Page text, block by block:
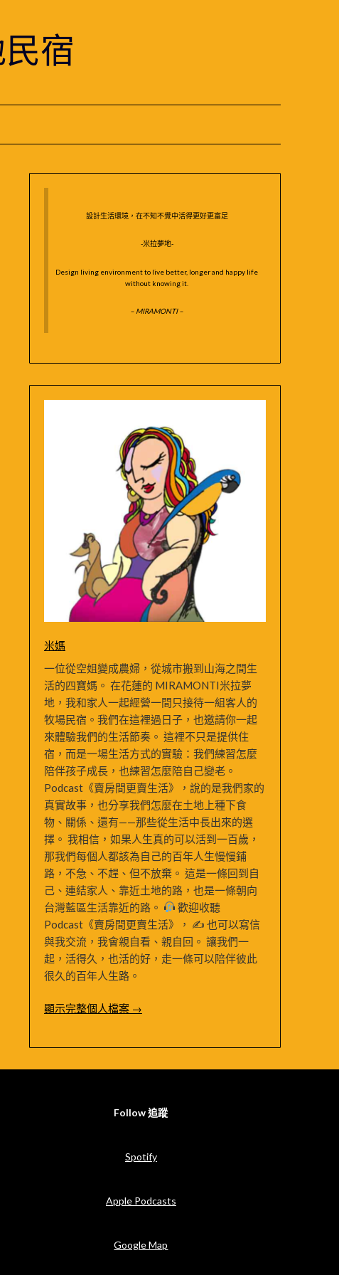
宿
設計生活環境，在不知不覺中活得更好更富足
-米拉夢地-
Design living environment to live better, longer and happy life
without knowing it.
– MIRAMONTI –
米媽
一位從空姐變成農婦，從城市搬到山海之間生
活的四寶媽。 在花蓮的 MIRAMONTI米拉夢
地，我和家人一起經營一間只接待一組客人的
牧場民宿。我們在這裡過日子，也邀請你一起
來體驗我們的生活節奏。 這裡不只是提供住
宿，而是一場生活方式的實驗：我們練習怎麼
陪伴孩子成長，也練習怎麼陪自己變老。
Podcast《賣房間更賣生活》，說的是我們家的
真實故事，也分享我們怎麼在土地上種下食
物、關係、還有——那些從生活中長出來的選
擇。 我相信，如果人生真的可以活到一百歲，
那我們每個人都該為自己的百年人生慢慢鋪
路，不急、不趕、但不放棄。 這是一條回到自
己、連結家人、靠近土地的路，也是一條朝向
台灣藍區生活靠近的路。
歡迎收聽
Podcast《賣房間更賣生活》， ✍ 也可以寫信
與我交流，我會親自看、親自回。 讓我們一
起，活得久，也活的好，走一條可以陪伴彼此
很久的百年人生路。
顯示完整個人檔案 →
Follow 追蹤
Spotify
Apple Podcasts
Google Map